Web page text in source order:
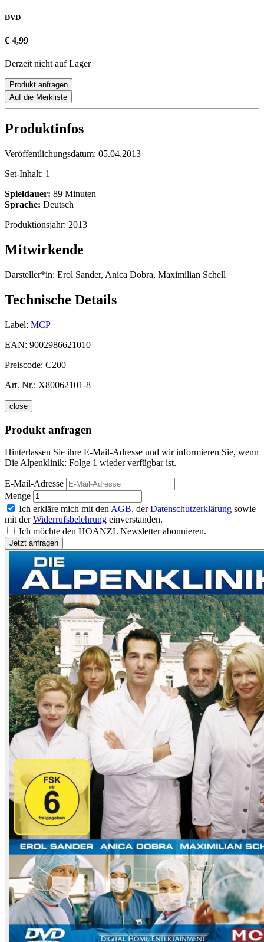
DVD
€ 4,99
Derzeit nicht auf Lager
Produkt anfragen
Auf die Merkliste
Produktinfos
Veröffentlichungsdatum: 05.04.2013
Set-Inhalt: 1
Spieldauer: 89 Minuten
Sprache: Deutsch
Produktionsjahr: 2013
Mitwirkende
Darsteller*in: Erol Sander, Anica Dobra, Maximilian Schell
Technische Details
Label: MCP
EAN: 9002986621010
Preiscode: C200
Art. Nr.: X80062101-8
close
Produkt anfragen
Hinterlassen Sie ihre E-Mail-Adresse und wir informieren Sie, wenn
Die Alpenklinik: Folge 1 wieder verfügbar ist.
E-Mail-Adresse
Menge
Ich erkläre mich mit den AGB, derDatenschutzerklärung sowie
mit derWiderrufsbelehrung einverstanden.
Ich möchte den HOANZL Newsletter abonnieren.